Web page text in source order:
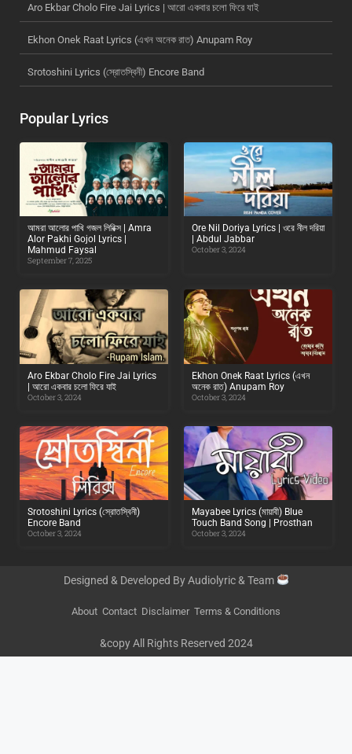
Aro Ekbar Cholo Fire Jai Lyrics | আরো একবার চলো ফিরে যাই
Ekhon Onek Raat Lyrics (এখন অনেক রাত) Anupam Roy
Srotoshini Lyrics (স্রোতস্বিনী) Encore Band
Popular Lyrics
আমরা আলোর পাখি গজল লিরিক্স | Amra
Alor Pakhi Gojol Lyrics |
Mahmud Faysal
September 7, 2025
Ore Nil Doriya Lyrics | ওরে নীল দরিয়া
| Abdul Jabbar
October 3, 2024
Aro Ekbar Cholo Fire Jai Lyrics
| আরো একবার চলো ফিরে যাই
October 3, 2024
Ekhon Onek Raat Lyrics (এখন
অনেক রাত) Anupam Roy
October 3, 2024
Srotoshini Lyrics (স্রোতস্বিনী)
Encore Band
October 3, 2024
Mayabee Lyrics (মায়াবী) Blue
Touch Band Song | Prosthan
October 3, 2024
Designed & Developed By Audiolyric & Team
About Contact Disclaimer Terms & Conditions
&copy All Rights Reserved 2024